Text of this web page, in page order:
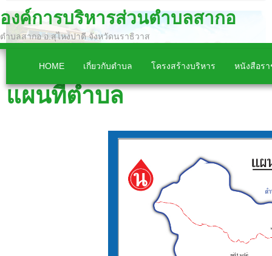
องค์การบริหารส่วนตำบลสากอ
ตำบลสากอ อ.สุไหงปาดี จังหวัดนราธิวาส
HOME เกี่ยวกับตำบล โครงสร้างบริหาร หนังสือร
แผนที่ตำบล